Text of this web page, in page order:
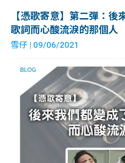
【憑歌寄意】第二彈：後
歌詞而心酸流淚的那個人
雪仔 | 09/06/2021